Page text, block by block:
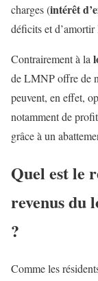
charges (intérêt
déficits et d’amortir
Contrairement à la l
de LMNP offre de
peuvent, en effet,
notamment de
grâce à un
Quel est le
revenus du
?
Comme les